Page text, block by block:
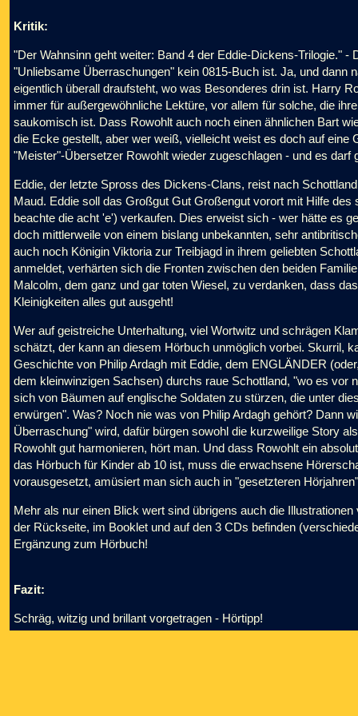
Kritik:
"Der Wahnsinn geht weiter: Band 4 der Eddie-Dickens-Trilogie."
"Unliebsame Überraschungen" kein 0815-Buch ist. Ja, und dann
eigentlich überall draufsteht, wo was Besonderes drin ist. Harry
immer für außergewöhnliche Lektüre, vor allem für solche, die
saukomisch ist. Dass Rowohlt auch noch einen ähnlichen Bart
die Ecke gestellt, aber wer weiß, vielleicht weist es doch auf eine
"Meister"-Übersetzer Rowohlt wieder zugeschlagen - und es darf
Eddie, der letzte Spross des Dickens-Clans, reist nach
Maud. Eddie soll das Großgut Gut Großengut vorort mit Hilfe
beachte die acht 'e') verkaufen. Dies erweist sich - wer hätte es
doch mittlerweile von einem bislang unbekannten, sehr
auch noch Königin Viktoria zur Treibjagd in ihrem geliebten
anmeldet, verhärten sich die Fronten zwischen den beiden
Malcolm, dem ganz und gar toten Wiesel, zu verdanken, dass
Kleinigkeiten alles gut ausgeht!
Wer auf geistreiche Unterhaltung, viel Wortwitz und schrägen
schätzt, der kann an diesem Hörbuch unmöglich vorbei. Skurril,
Geschichte von Philip Ardagh mit Eddie, dem ENGLÄNDER
dem kleinwinzigen Sachsen) durchs raue Schottland, "wo es vor
sich von Bäumen auf englische Soldaten zu stürzen, die unter
erwürgen". Was? Noch nie was von Philip Ardagh gehört? Dann
Überraschung" wird, dafür bürgen sowohl die kurzweilige Story
Rowohlt gut harmonieren, hört man. Und dass Rowohlt ein
das Hörbuch für Kinder ab 10 ist, muss die erwachsene
vorausgesetzt, amüsiert man sich auch in "gesetzteren
Mehr als nur einen Blick wert sind übrigens auch die
der Rückseite, im Booklet und auf den 3 CDs befinden
Ergänzung zum Hörbuch!
Fazit:
Schräg, witzig und brillant vorgetragen - Hörtipp!